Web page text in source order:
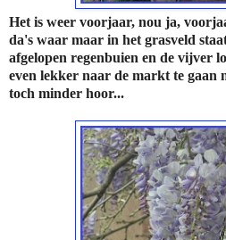
Het is weer voorjaar, nou ja,
da's waar maar in het grasveld
afgelopen regenbuien en de vijver
even lekker naar de markt te gaan
toch minder hoor...